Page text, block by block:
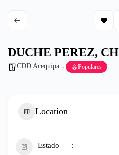
DUCHE PEREZ,
CDD Arequipa Populares
Location
Estado